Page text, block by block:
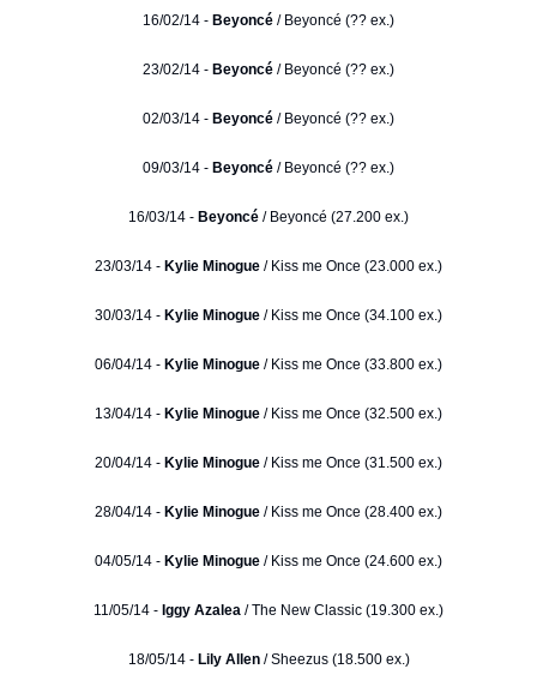
16/02/14 - Beyoncé / Beyoncé (?? ex.)
23/02/14 - Beyoncé / Beyoncé (?? ex.)
02/03/14 - Beyoncé / Beyoncé (?? ex.)
09/03/14 - Beyoncé / Beyoncé (?? ex.)
16/03/14 - Beyoncé / Beyoncé (27.200 ex.)
23/03/14 - Kylie Minogue / Kiss me Once (23.000 ex.)
30/03/14 - Kylie Minogue / Kiss me Once (34.100 ex.)
06/04/14 - Kylie Minogue / Kiss me Once (33.800 ex.)
13/04/14 - Kylie Minogue / Kiss me Once (32.500 ex.)
20/04/14 - Kylie Minogue / Kiss me Once (31.500 ex.)
28/04/14 - Kylie Minogue / Kiss me Once (28.400 ex.)
04/05/14 - Kylie Minogue / Kiss me Once (24.600 ex.)
11/05/14 - Iggy Azalea / The New Classic (19.300 ex.)
18/05/14 - Lily Allen/ Sheezus (18.500 ex.)